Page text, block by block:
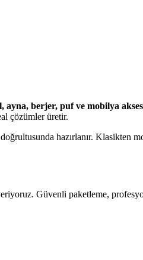
ayna, berjer, puf ve mobilya
çözümler üretir.
doğrultusunda hazırlanır. Klasikten
Güvenli paketleme,